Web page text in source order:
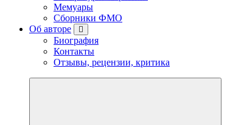
Мемуары
Сборники ФМО
Об авторе
Биография
Контакты
Отзывы, рецензии, критика